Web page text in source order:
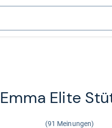
Emma Elite
(91 Meinungen)